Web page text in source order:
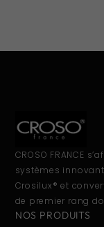
CROSO FRANCE
systèmes
Crosilux® et
de premier rang
NOS PRODUITS